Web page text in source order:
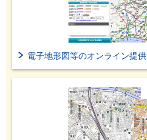
電子地形図等のオンライン提供